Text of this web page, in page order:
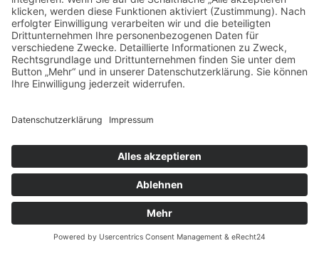
15Aug
Dark Night
15 August, 2026, 21 - 4 Uhr
Crash (Ainmillerstr. 10)
15Aug
Carl Gari